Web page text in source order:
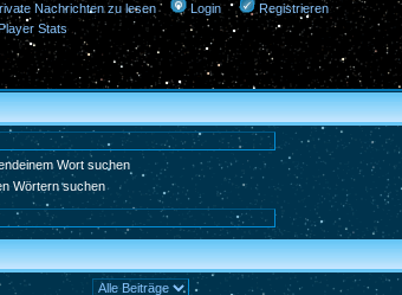
Nachrichten zu lesen Login
Registrieren
Stats
Wort suchen
Wörtern suchen